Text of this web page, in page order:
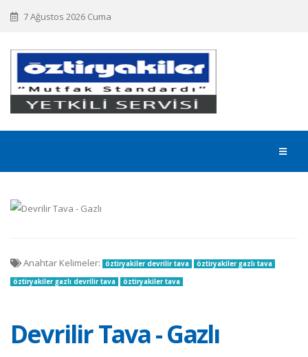
7 Ağustos 2026 Cuma
Devrilir Tava - Gazlı
Anahtar Kelimeler: öztiryakiler devrilir tava
öztiryakiler gazlı tava
öztiryakiler gazlı devrilir tava
öztiryakiler tava